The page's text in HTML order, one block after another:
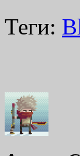
Теги: